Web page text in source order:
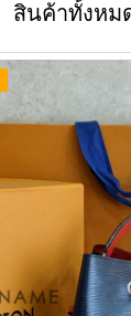
สินค้าทั้งหม